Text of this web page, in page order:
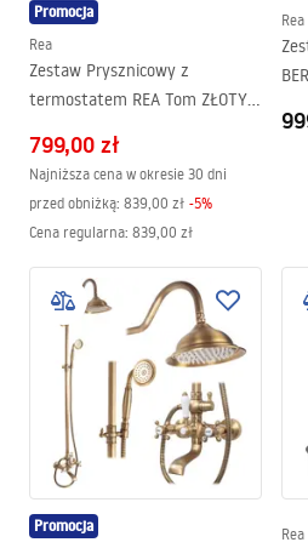
Promocja
Rea
Zestaw Prysznicowy z
termostatem REA Tom ZŁOTY
799,00 zł
Najniższa cena w okresie 30 dni
przed obniżką: 839,00 zł -5%
Cena regularna: 839,00 zł
Rea
Promocja Rea